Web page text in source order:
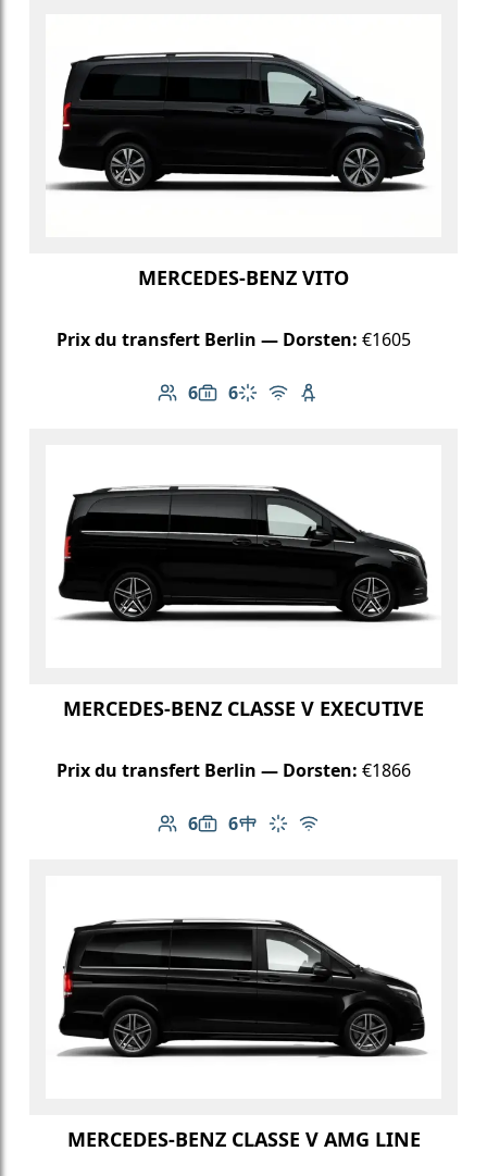
MERCEDES-BENZ VITO
Prix du transfert Berlin — Dorsten: €1605
6
Nombre de passagers: 6
6
Capacité des bagages: 6
Climatisation
Wi-Fi gratuit
Siège enfant
MERCEDES-BENZ CLASSE V EXECUTIVE
Prix du transfert Berlin — Dorsten: €1866
6
Nombre de passagers: 6
6
Capacité des bagages: 6
Table dans le véhicule
Climatisation
Wi-Fi gratuit
MERCEDES-BENZ CLASSE V AMG LINE